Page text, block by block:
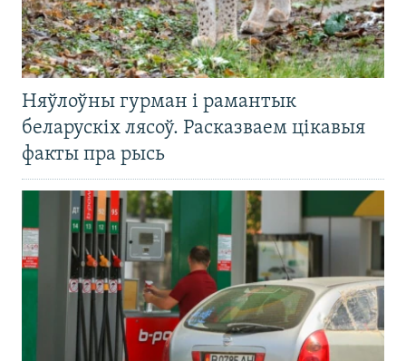
Няўлоўны гурман і рамантык
беларускіх лясоў. Расказваем цікавыя
факты пра рысь